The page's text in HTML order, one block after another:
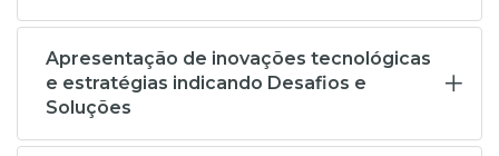
Apresentação de inovações tecnológicas
e estratégias indicando Desafios e
Soluções